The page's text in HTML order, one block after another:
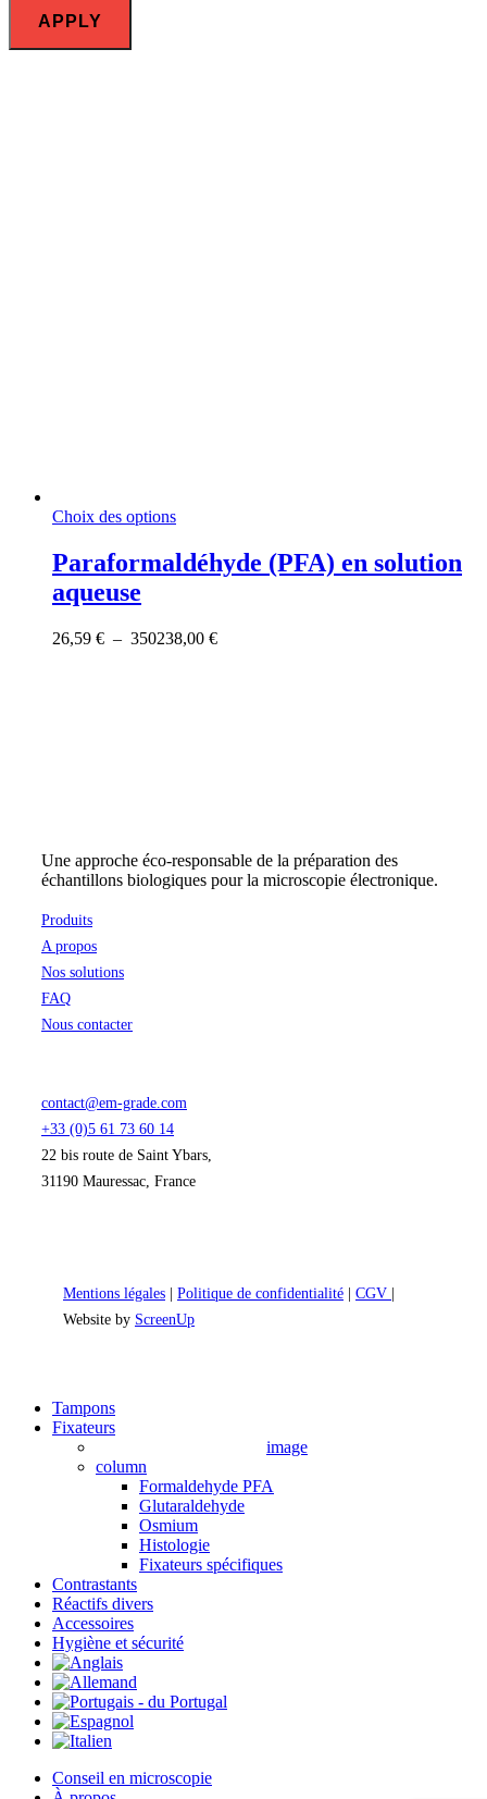
APPLY
Choix des optionsCe
a
plusieurs
options
peuvent
Paraformaldéhyde (PFA) en solution
aqueuse
26,59 € – 350238,00 €Plage
Une approche éco-responsable de la préparation des
échantillons biologiques pour la microscopie électronique.
Produits
A propos
Nos solutions
FAQ
Nous contacter
contact@em-grade.com
+33 (0)5 61 73 60 14
22 bis route de Saint Ybars,
31190 Mauressac, France
Mentions légales Politique de confidentialité CGV
Website by ScreenUp
Close
Menu
Tampons
Fixateurs
image
column
Formaldehyde PFA
Glutaraldehyde
Osmium
Histologie
Fixateurs spécifiques
Contrastants
Réactifs divers
Accessoires
Hygiène et sécurité
Conseil en microscopie